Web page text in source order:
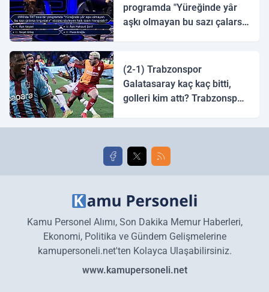
programda "Yüreğinde yâr
aşkı olmayan bu sazı çalarsa
(2-1) Trabzonspor
Galatasaray kaç kaç bitti,
golleri kim attı? Trabzonspor
golleri!
Kamu Personel Alımı, Son Dakika Memur Haberleri,
Ekonomi, Politika ve Gündem Gelişmelerine
kamupersoneli.net'ten Kolayca Ulaşabilirsiniz.
www.kamupersoneli.net